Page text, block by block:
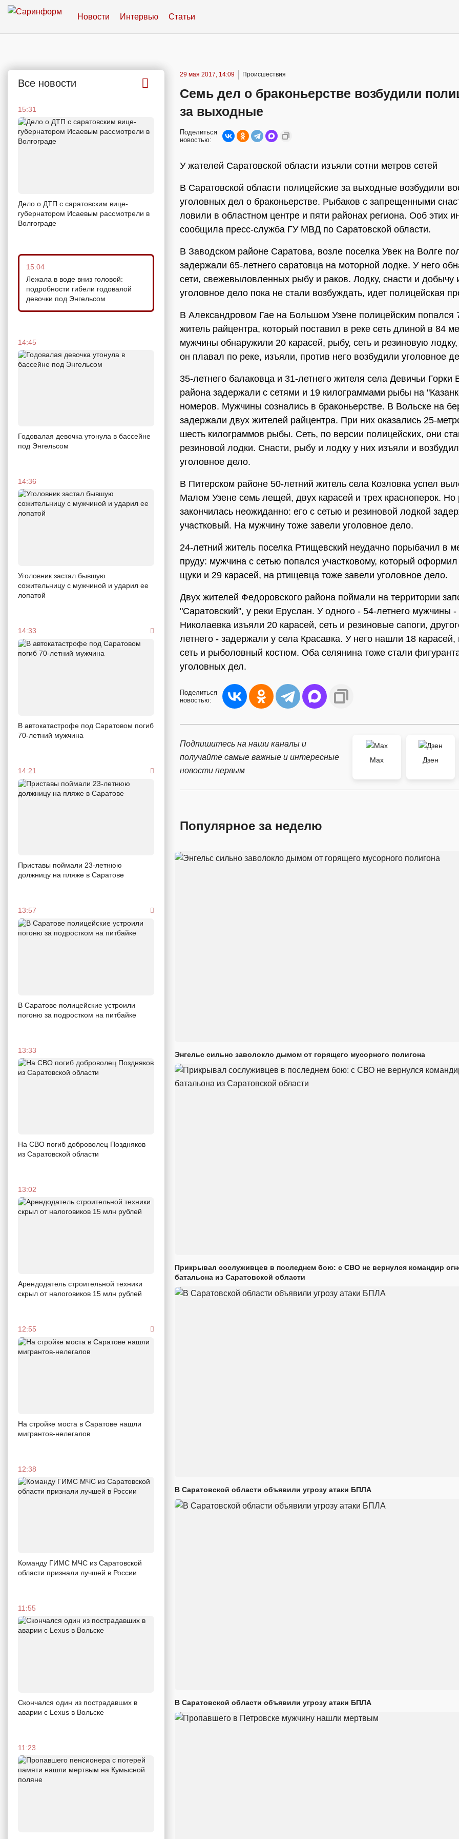
Новости Интервью Статьи
Все новости
15:31
Дело о ДТП с саратовским вице-
губернатором Исаевым рассмотрели в
Волгограде
15:04
Лежала в воде вниз головой:
подробности гибели годовалой
девочки под Энгельсом
14:45
Годовалая девочка утонула в бассейне
под Энгельсом
14:36
Уголовник застал бывшую
сожительницу с мужчиной и ударил ее
лопатой
14:33
В автокатастрофе под Саратовом погиб
70-летний мужчина
14:21
Приставы поймали 23-летнюю
должницу на пляже в Саратове
13:57
В Саратове полицейские устроили
погоню за подростком на питбайке
13:33
На СВО погиб доброволец Поздняков
из Саратовской области
13:02
Арендодатель строительной техники
скрыл от налоговиков 15 млн рублей
12:55
На стройке моста в Саратове нашли
мигрантов-нелегалов
12:38
Команду ГИМС МЧС из Саратовской
области признали лучшей в России
11:55
Скончался один из пострадавших в
аварии c Lexus в Вольске
11:23
29 мая 2017, 14:09 Происшествия
Семь дел о браконьерстве возбудили
за выходные
Поделиться
новостью:
У жателей Саратовской области изъяли сотни метров сетей
В Саратовской области полицейские за выходные возбудили
уголовных дел о браконьерстве. Рыбаков с запрещенными
ловили в областном центре и пяти районах региона. Ооб этих
сообщила пресс-служба ГУ МВД по Саратовской области.
В Заводском районе Саратова, возле поселка Увек на Волге
задержали 65-летнего саратовца на моторной лодке. У него
сети, свежевыловленных рыбу и раков. Лодку, снасти и добычу
уголовное дело пока не стали возбуждать, идет полицейская
В Александровом Гае на Большом Узене полицейским попался
житель райцентра, который поставил в реке сеть длиной в 84
мужчины обнаружили 20 карасей, рыбу, сеть и резиновую лодку,
он плавал по реке, изъяли, против него возбудили уголовное
35-летнего балаковца и 31-летнего жителя села Девичьи Горки
района задержали с сетями и 19 килограммами рыбы на
номеров. Мужчины сознались в браконьерстве. В Вольске на
задержали двух жителей райцентра. При них оказались 25-
шесть килограммов рыбы. Сеть, по версии полицейских, они
резиновой лодки. Снасти, рыбу и лодку у них изъяли и
уголовное дело.
В Питерском районе 50-летний житель села Козловка успел
Малом Узене семь лещей, двух карасей и трех красноперок. Но
закончилась неожиданно: его с сетью и резиновой лодкой
участковый. На мужчину тоже завели уголовное дело.
24-летний житель поселка Ртищевский неудачно порыбачил в
пруду: мужчина с сетью попался участковому, который оформил
щуки и 29 карасей, на ртищевца тоже завели уголовное дело.
Двух жителей Федоровского района поймали на территории
"Саратовский", у реки Еруслан. У одного - 54-летнего мужчины -
Николаевка изъяли 20 карасей, сеть и резиновые сапоги,
летнего - задержали у села Красавка. У него нашли 18 карасей,
сеть и рыболовный костюм. Оба селянина тоже стали
уголовных дел.
Поделиться
новостью:
Подпишитесь на наши каналы и
получайте самые важные и интересные
новости первым
Max
Дзен
Популярное за неделю
Энгельс сильно заволокло дымом от горящего мусорного полигона
Прикрывал сослуживцев в последнем бою: с СВО не вернулся командир
батальона из Саратовской области
В Саратовской области объявили угрозу атаки БПЛА
В Саратовской области объявили угрозу атаки БПЛА